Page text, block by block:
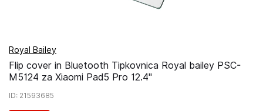
Royal Bailey
Flip cover in Bluetooth Tipkovnica Royal bailey PSC-
M5124 za Xiaomi Pad5 Pro 12.4"
ID: 21593685